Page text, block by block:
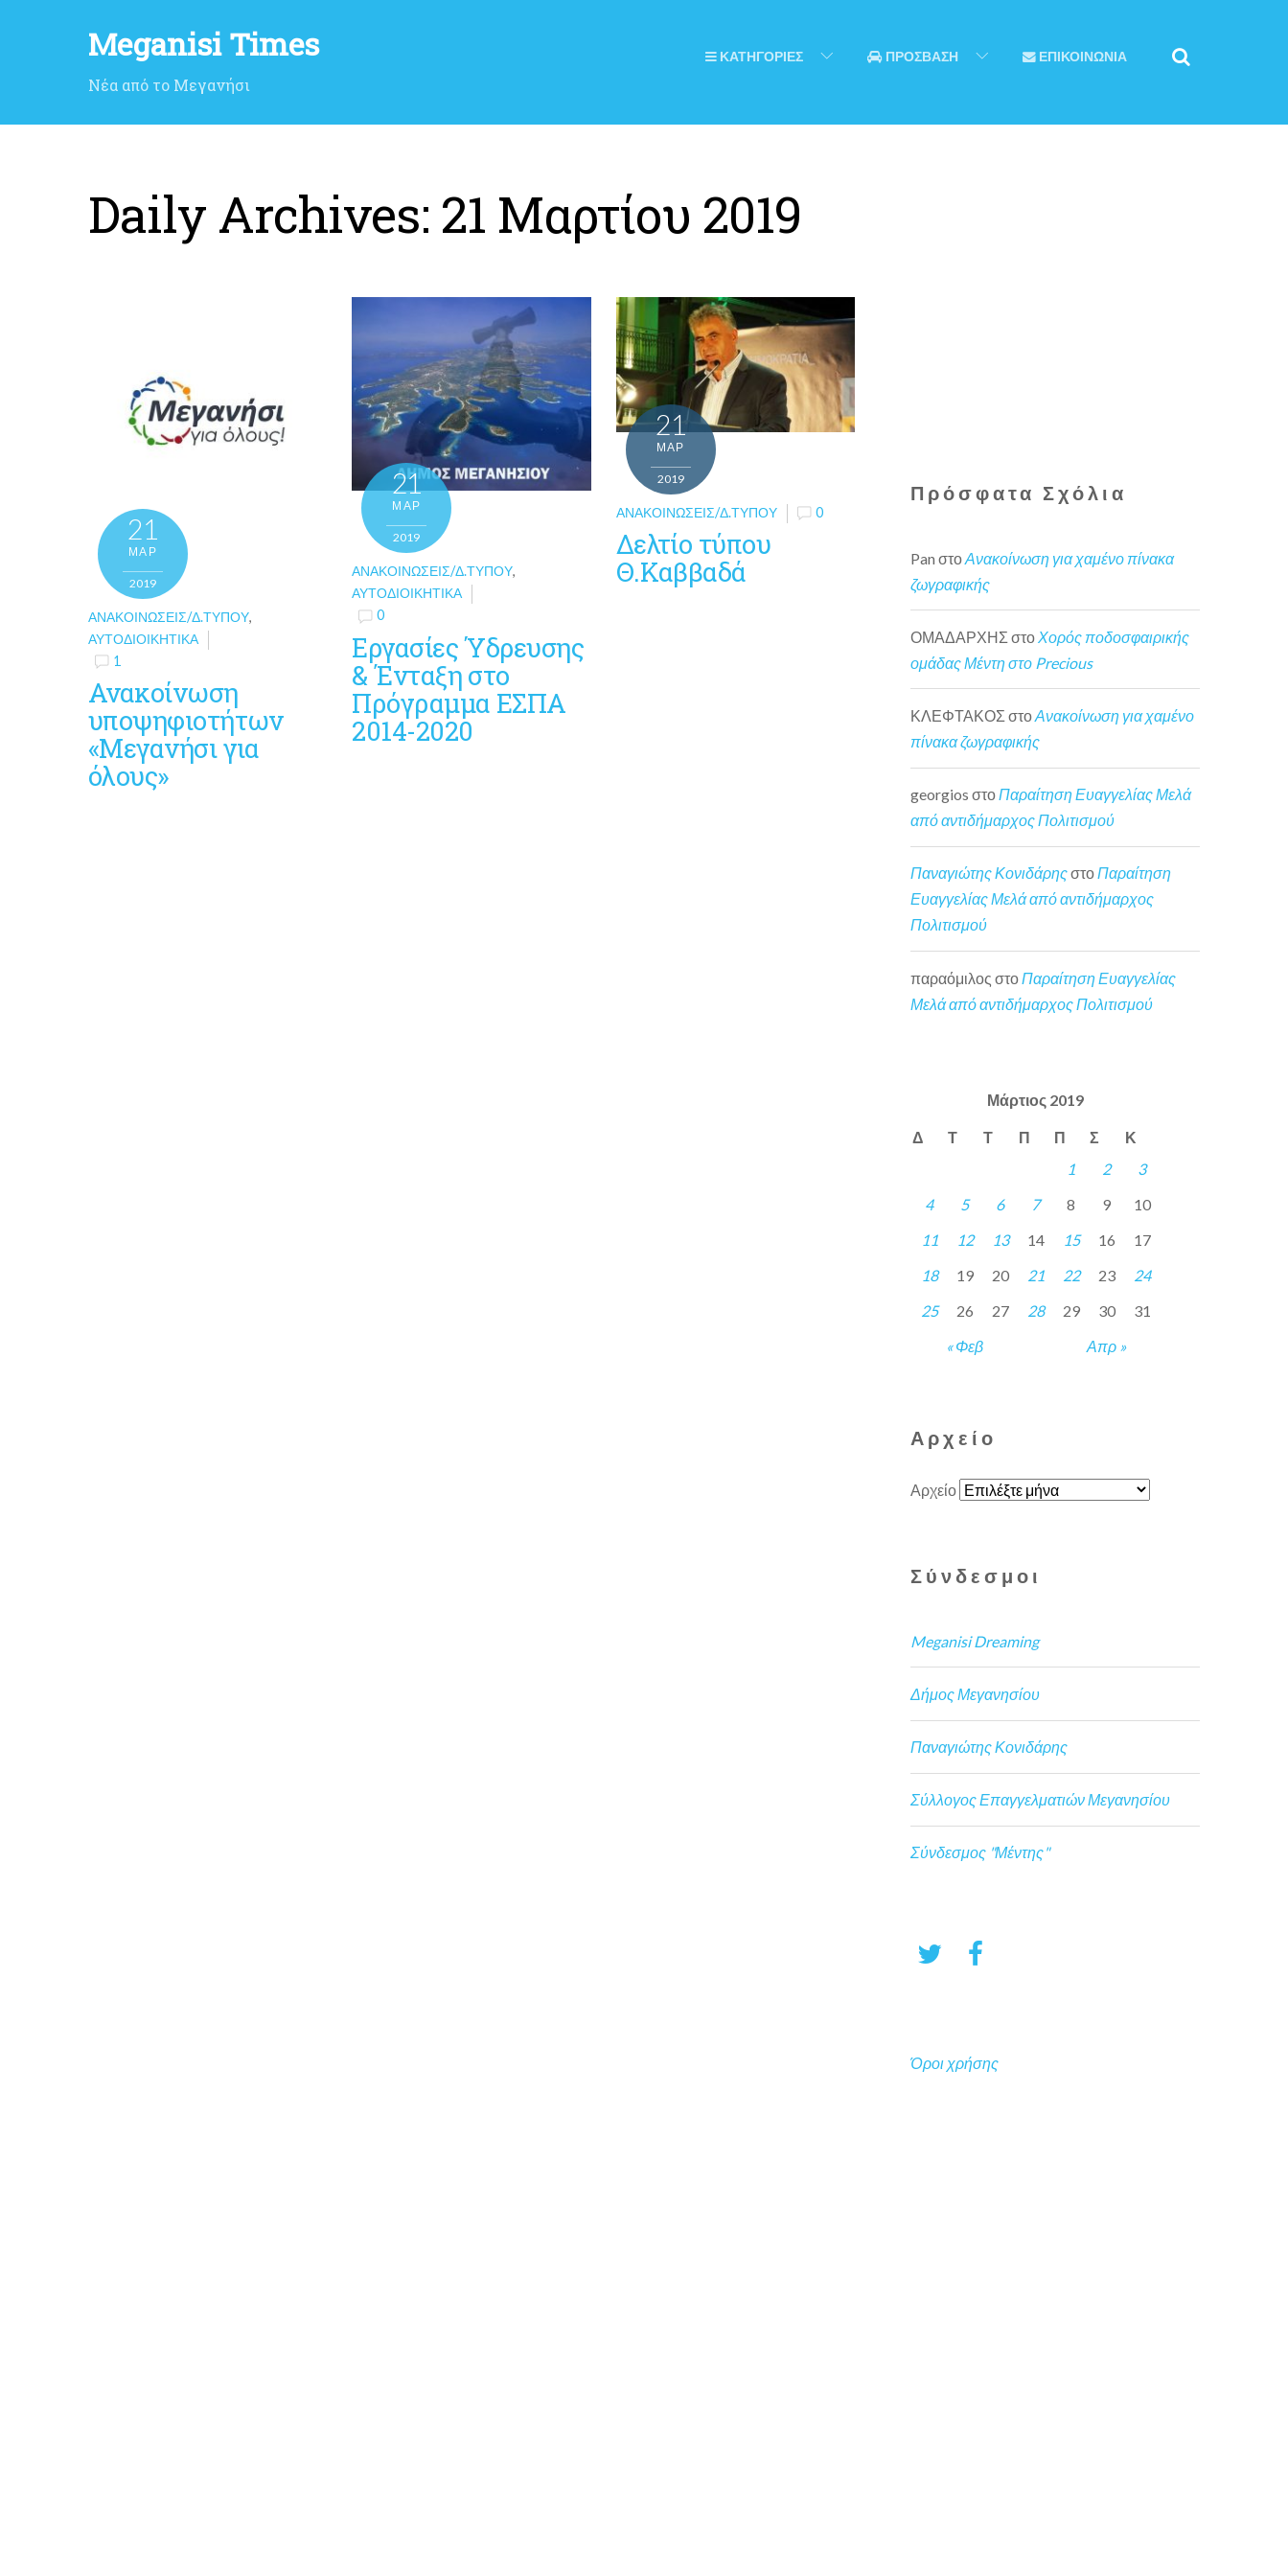
Meganisi Times
Νέα από το Μεγανήσι
ΚΑΤΗΓΟΡΙΕΣ ΠΡΟΣΒΑΣΗ ΕΠΙΚΟΙΝΩΝΙΑ
Daily Archives: 21 Μαρτίου 2019
21
ΜΑΡ
2019
ΑΝΑΚΟΙΝΏΣΕΙΣ/Δ.ΤΎΠΟΥ,
ΑΥΤΟΔΙΟΙΚΗΤΙΚΆ
1
Ανακοίνωση
υποψηφιοτήτων
«Μεγανήσι για
όλους»
21
ΜΑΡ
2019
ΑΝΑΚΟΙΝΏΣΕΙΣ/Δ.ΤΎΠΟΥ,
ΑΥΤΟΔΙΟΙΚΗΤΙΚΆ
0
Εργασίες Ύδρευσης
& Ένταξη στο
Πρόγραμμα ΕΣΠΑ
2014-2020
21
ΜΑΡ
2019
ΑΝΑΚΟΙΝΏΣΕΙΣ/Δ.ΤΎΠΟΥ 0
Δελτίο τύπου
Θ.Καββαδά
Πρόσφατα Σχόλια
Pan στοΑνακοίνωση για χαμένο πίνακα
ζωγραφικής
ΟΜΑΔΑΡΧΗΣ στο Χορός ποδοσφαιρικής
ομάδας Μέντη στο Precious
ΚΛΕΦΤΑΚΟΣ στοΑνακοίνωση για χαμένο
πίνακα ζωγραφικής
georgios στοΠαραίτηση Ευαγγελίας Μελά
από αντιδήμαρχος Πολιτισμού
Παναγιώτης ΚονιδάρηςστοΠαραίτηση
Ευαγγελίας Μελά από αντιδήμαρχος
Πολιτισμού
παραόμιλος στο Παραίτηση Ευαγγελίας
Μελά από αντιδήμαρχος Πολιτισμού
Μάρτιος 2019
Δ Τ Τ Π Π Σ Κ
« Φεβ Απρ »
1 2
3
4
5 6 7 8 9
10
11
12 13 14 15 16
17
18
19 20 21 22 23
24
25
26 27 28 29 30 31
Αρχείο
Αρχείο
Σύνδεσμοι
Meganisi Dreaming
Δήμος Μεγανησίου
Παναγιώτης Κονιδάρης
Σύλλογος Επαγγελματιών Μεγανησίου
Σύνδεσμος "Μέντης"
Όροι χρήσης